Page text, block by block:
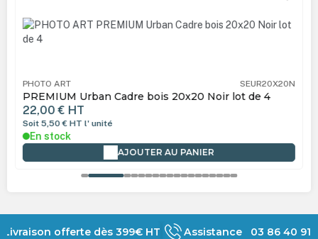
PHOTO ART SEUR20X20N
PREMIUM Urban Cadre bois 20x20 Noir lot de 4
22,00 € HT
Soit 5,50 € HT l' unité
En stock
AJOUTER AU PANIER
Livraison offerte dès 399€ HT Assistance 03 86 40 91